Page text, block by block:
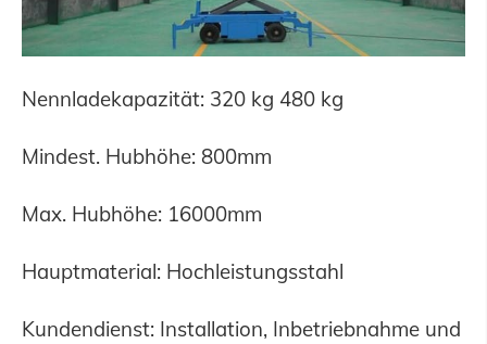
Nennladekapazität: 320 kg 480 kg
Mindest. Hubhöhe: 800mm
Max. Hubhöhe: 16000mm
Hauptmaterial: Hochleistungsstahl
Kundendienst: Installation, Inbetriebnahme und